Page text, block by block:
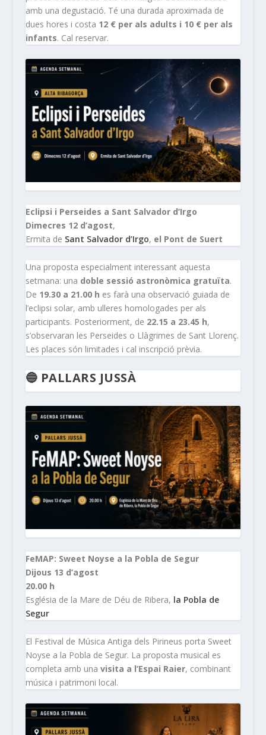
amb una degustació. Té una durada aproximada de
dues hores i costa 12 € per als adults i 10 € per als
infants. Cal reservar.
Eclipsi i Perseides a Sant Salvador d’Irgo
Dimecres 12 d’agost,
Ermita de Sant Salvador d’Irgo, el Pont de Suert
Una proposta especialment interessant aquesta
setmana: una doble sessió astronòmica gratuïta.
De 19.30 a 21.00 h es farà una observació guiada de
l’eclipsi solar, amb ulleres homologades per als
participants. Posteriorment, de 22.15 a 23.45 h,
s’observaran les Perseides o Llàgrimes de Sant Llorenç.
Les places són limitades i cal inscripció prèvia.
🔵 PALLARS JUSSÀ
FeMAP: Sweet Noyse a la Pobla de Segur
Dijous 13 d’agost
20.00 h
Església de la Mare de Déu de Ribera, la Pobla de
Segur
El Festival de Música Antiga dels Pirineus porta Sweet
Noyse a la Pobla de Segur. La proposta musical es
completa amb una visita a l’Espai Raier, combinant
música i patrimoni local.